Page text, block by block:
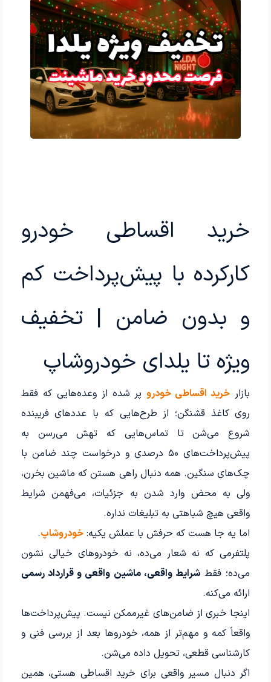
خرید اقساطی خودرو
کارکرده با پیش‌پرداخت کم
و بدون ضامن | تخفیف
ویژه تا یلدای خودروشاپ
بازار خرید اقساطی خودروپر شده از وعده‌هایی که فقط
روی کاغذ قشنگن؛ از طرح‌هایی که با عددهای فریبنده
شروع می‌شن تا تماس‌هایی که تهش می‌رسن به
پیش‌پرداخت‌های ۵۰ درصدی و درخواست چند ضامن با
چک‌های سنگین. همه دنبال راهی هستن که ماشین بخرن،
ولی به محض وارد شدن به جزئیات، می‌فهمن شرایط
واقعی هیچ شباهتی به تبلیغات نداره.
اما یه جا هست که حرفش با عملش یکیه: خودروشاپ.
پلتفرمی که نه شعار می‌ده، نه خودروهای خیالی نشون
می‌ده؛ فقطشرایط واقعی، ماشین واقعی و قرارداد رسمی
ارائه می‌کنه.
اینجا خبری از ضامن‌های غیرممکن نیست. پیش‌پرداخت‌ها
واقعاً کمه و مهم‌تر از همه، خودروها بعد از بررسی فنی و
کارشناسی قطعی، تحویل داده می‌شن.
اگر دنبال مسیر واقعی برای خرید اقساطی هستی، همین